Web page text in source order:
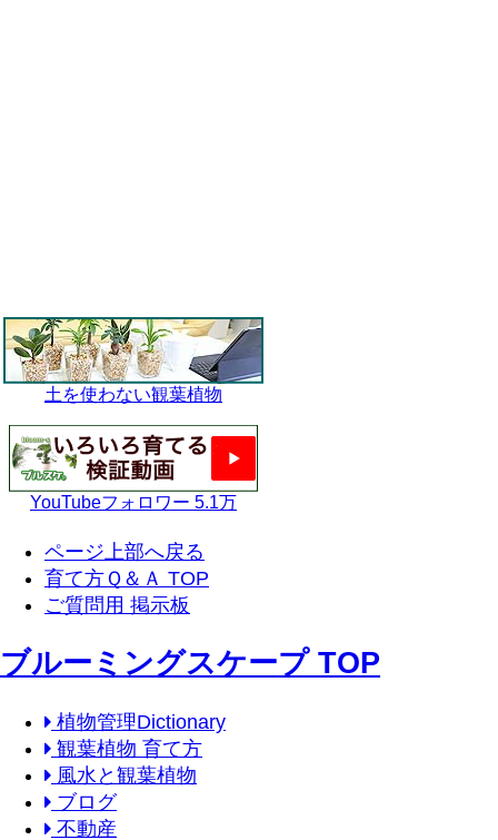
土を使わない観葉植物
YouTubeフォロワー 5.1万
ページ上部へ戻る
育て方Ｑ＆Ａ TOP
ご質問用 掲示板
ブルーミングスケープ TOP
植物管理Dictionary
観葉植物 育て方
風水と観葉植物
ブログ
不動産